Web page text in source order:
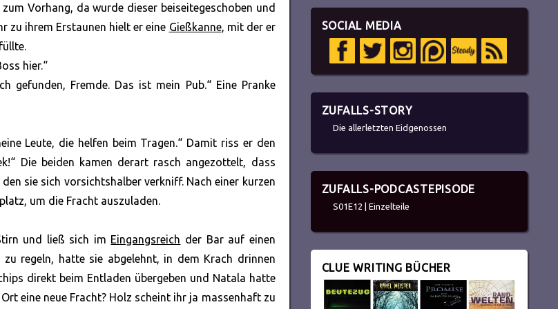
Vorhang, da wurde dieser beiseitegeschoben und
zu ihrem Erstaunen hielt er eine Gießkanne, mit der er
hier.“
gefunden, Fremde. Das ist mein Pub.“ Eine Pranke
Leute, die helfen beim Tragen.“ Damit riss er den
Die beiden kamen derart rasch angezottelt, dass
sie sich vorsichtshalber verkniff. Nach einer kurzen
um die Fracht auszuladen.
und ließ sich im Eingangsreich der Bar auf einen
regeln, hatte sie abgelehnt, in dem Krach drinnen
direkt beim Entladen übergeben und Natala hatte
eine neue Fracht? Holz scheint ihr ja massenhaft zu
SOCIAL MEDIA
ZUFALLS-STORY
Die allerletzten Eidgenossen
ZUFALLS-PODCASTEPISODE
S01E12 | Einzelteile
CLUE WRITING BÜCHER